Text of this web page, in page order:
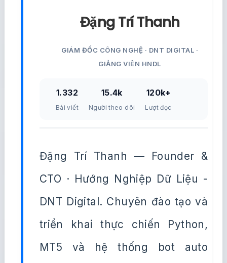
Đặng Trí Thanh
GIÁM ĐỐC CÔNG NGHỆ · DNT DIGITAL ·
GIẢNG VIÊN HNDL
1.332
Bài viết
15.4k
Người theo dõi
120k+
Lượt đọc
Đặng Trí Thanh — Founder &
CTO · Hướng Nghiệp Dữ Liệu -
DNT Digital. Chuyên đào tạo và
triển khai thực chiến Python,
MT5 và hệ thống bot auto